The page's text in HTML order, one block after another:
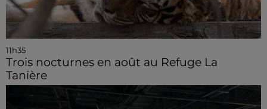
11h35
Trois nocturnes en août au Refuge La
Tanière